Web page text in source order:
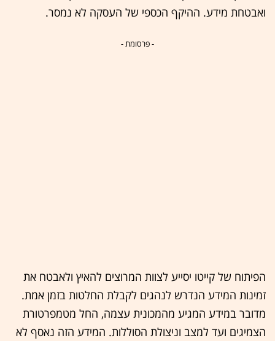
ואבטחת מידע. ההיקף הכספי של העסקה לא נמסר.
- פרסומת -
הפיתוח של קייטו יסייע לצוות המרוצים להאיץ ולאבטח את
זמינות המידע הנדרש לנהגים לקבלת החלטות בזמן אמת.
מדובר במידע המגיע מהמכונית עצמה, החל מטמפרטורת
הצמיגים ועד למצב וניצולת הסוללות. המידע הזה נאסף לא